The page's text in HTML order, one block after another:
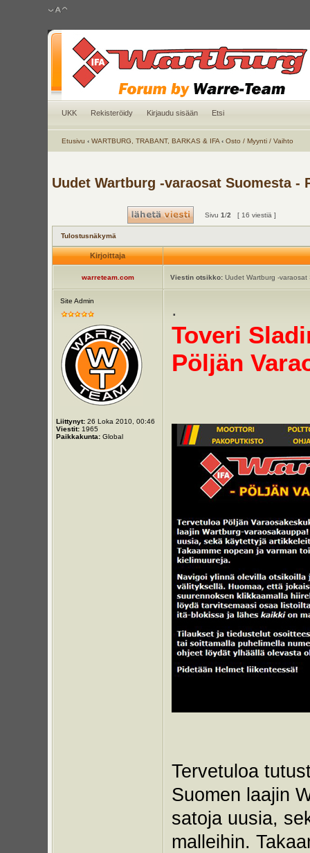
UKK Rekisteröidy Kirjaudu sisään Etsi
Etusivu ‹ WARTBURG, TRABANT, BARKAS & IFA ‹ Osto / Myynti / Vaihto
Uudet Wartburg -varaosat Suomesta -
Sivu 1/2 [ 16 viestiä ]
Tulostusnäkymä
Kirjoittaja
warreteam.com Viestin otsikko:Uudet Wartburg -varaosat
Site Admin
Liittynyt:26 Loka 2010, 00:46
Viestit:1965
Paikkakunta:Global
.
Toveri
Pöljän
Tervetuloa
Suomen laajin
satoja uusia,
malleihin.